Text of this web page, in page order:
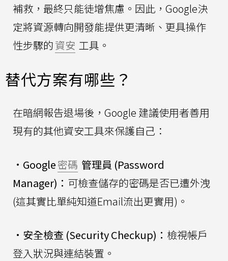
補救，最終只能徒增焦慮。因此，Google決
定將資源轉向開發能提供更清晰、更具操作
性步驟的資安 工具。
替代方案有哪些？
在暗網報告退場後，Google 建議使用者善用
現有的其他資安工具來保護自己：
• Google密碼 管理員 (Password
Manager)： 可檢查儲存的密碼是否已遭外洩
(這其實比單純知道Email流出更實用)。
• 安全檢查 (Security Checkup)： 檢視帳戶
登入狀況與連結裝置。